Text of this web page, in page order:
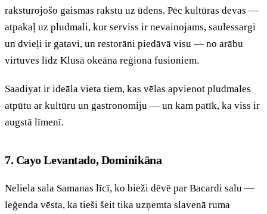
raksturojošo gaismas rakstu uz ūdens. Pēc kultūras devas —
atpakaļ uz pludmali, kur serviss ir nevainojams, saulessargi
un dvieļi ir gatavi, un restorāni piedāvā visu — no arābu
virtuves līdz Klusā okeāna reģiona fusioniem.
Saadiyat ir ideāla vieta tiem, kas vēlas apvienot pludmales
atpūtu ar kultūru un gastronomiju — un kam patīk, ka viss ir
augstā līmenī.
7. Cayo Levantado, Dominikāna
Neliela sala Samanas līcī, ko bieži dēvē par Bacardi salu —
leģenda vēsta, ka tieši šeit tika uzņemta slavenā ruma